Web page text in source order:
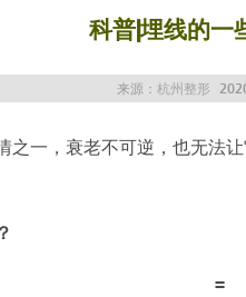
科普|埋线的一
来源： 杭州整形
之一 ，衰老不可逆，也无法
=